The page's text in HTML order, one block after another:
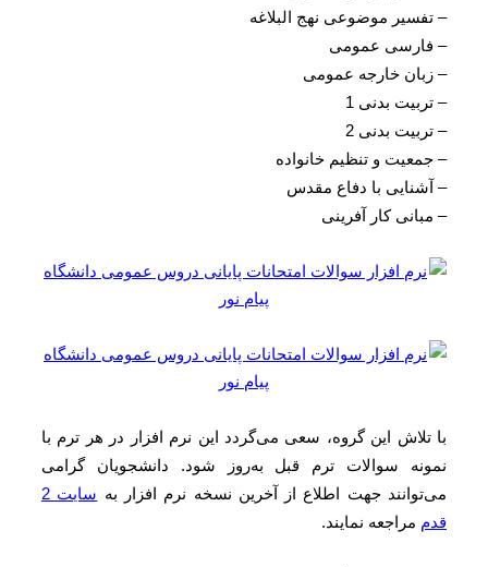
– تفسیر موضوعی نهج البلاغه
– فارسی عمومی
– زبان خارجه عمومی
– تربیت بدنی 1
– تربیت بدنی 2
– جمعیت و تنظیم خانواده
– آشنایی با دفاع مقدس
– مبانی کار آفرینی
با تلاش این گروه، سعی می‌گردد این نرم افزار در هر ترم با
نمونه سوالات ترم قبل به‌روز شود. دانشجویان گرامی
جهت اطلاع از آخرین نسخه نرم افزار به
سایت 2
مراجعه نمایند.